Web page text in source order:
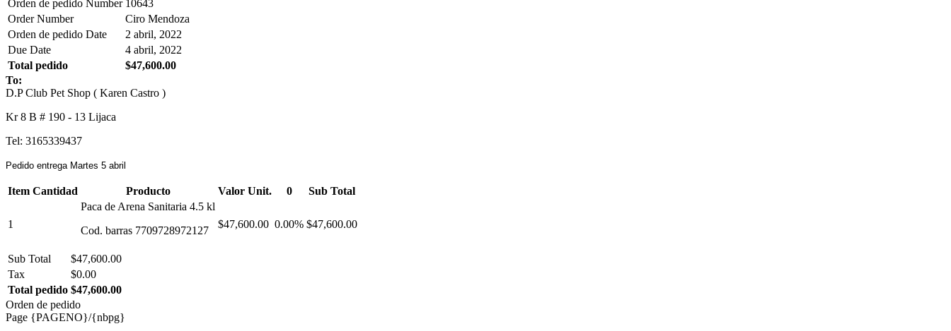
Orden de pedido Number 10643
Order Number
Ciro Mendoza
Orden de pedido Date
2 abril, 2022
Due Date
4 abril, 2022
Total pedido
$47,600.00
To:
D.P Club Pet Shop ( Karen Castro )
Kr 8 B # 190 - 13 Lijaca
Tel: 3165339437
Pedido entrega Martes 5 abril
Item Cantidad Producto Valor Unit. 0 Sub Total
1
Paca de Arena Sanitaria 4.5 kl
Cod. barras 7709728972127
$47,600.00 0.00% $47,600.00
Sub Total
$47,600.00
Tax
$0.00
Total pedido $47,600.00
Orden de pedido
Page {PAGENO}/{nbpg}